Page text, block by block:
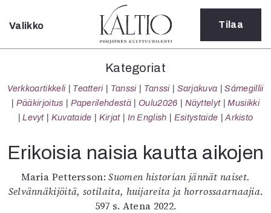
Sulje
Kategoriat
Verkkoartikkeli
Teatteri
Tanssi
Sarjakuva
Sámegillii
Pääkirjoitus
Paperilehdestä
Oulu2026
Valikko Tilaa
Kategoriat
Verkkoartikkeli Teatteri Tanssi Tanssi Sarjakuva
Sámegillii
Pääkirjoitus
Paperilehdestä Oulu2026 Näyttelyt
Musiikki
Levyt
Kuvataide Kirjat In English Esitystaide Arkisto
Erikoisia naisia kautta aikojen
Maria Pettersson:Suomen historian jännät naiset.
Selvännäkijöitä, sotilaita, huijareita ja horrossaarnaajia.
597 s. Atena 2022.